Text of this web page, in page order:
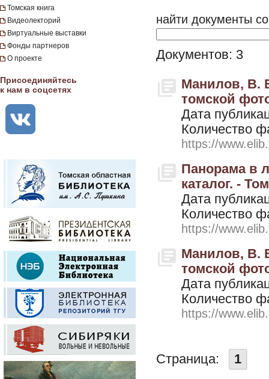
Томская книга
Видеолекторий
Виртуальные выставки
Фонды партнеров
О проекте
Присоединяйтесь
к нам в соцсетях
найти документы
Документов: 3
Манилов, В.
томской
Дата
Количество
https://
Панорама в
каталог. -
Дата
Количество
https://
Манилов, В.
томской
Дата
Количество
https://
Страница: 1